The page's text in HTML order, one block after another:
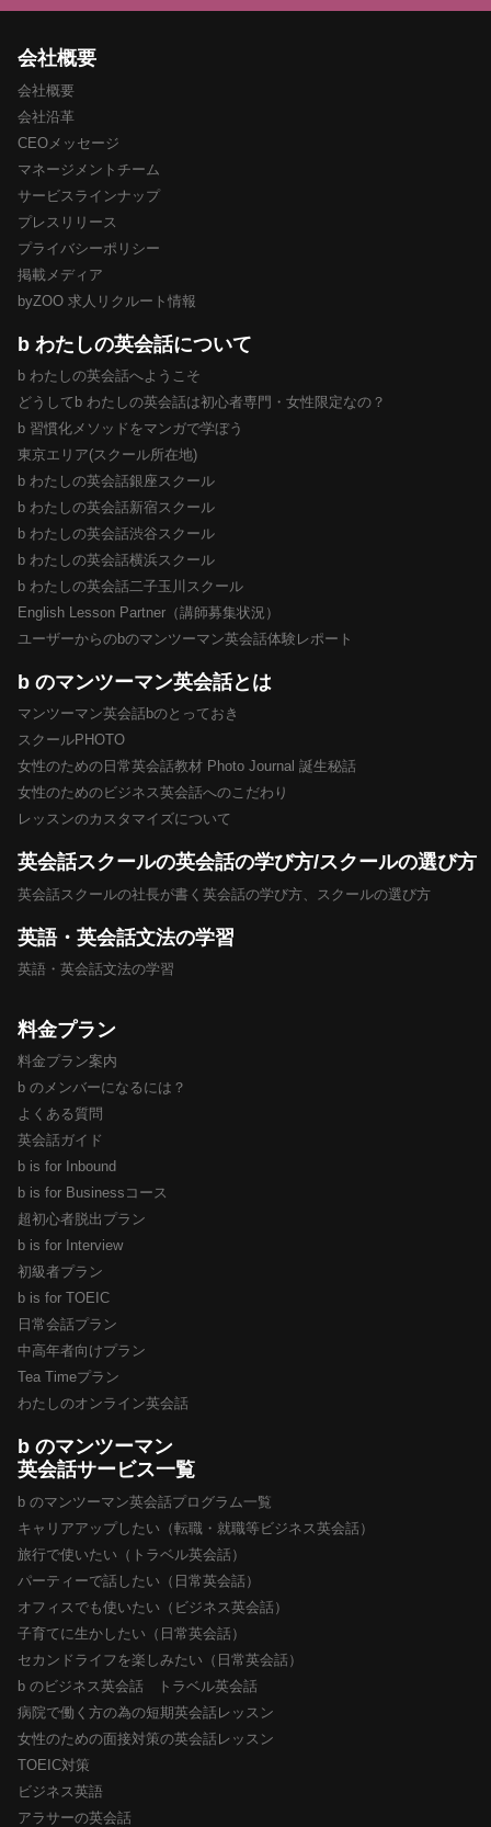
会社概要
会社概要
会社沿革
CEOメッセージ
マネージメントチーム
サービスラインナップ
プレスリリース
プライバシーポリシー
掲載メディア
byZOO 求人リクルート情報
b わたしの英会話について
b わたしの英会話へようこそ
どうしてb わたしの英会話は初心者専門・女性限定なの？
b 習慣化メソッドをマンガで学ぼう
東京エリア(スクール所在地)
b わたしの英会話銀座スクール
b わたしの英会話新宿スクール
b わたしの英会話渋谷スクール
b わたしの英会話横浜スクール
b わたしの英会話二子玉川スクール
English Lesson Partner（講師募集状況）
ユーザーからのbのマンツーマン英会話体験レポート
b のマンツーマン英会話とは
マンツーマン英会話bのとっておき
スクールPHOTO
女性のための日常英会話教材 Photo Journal 誕生秘話
女性のためのビジネス英会話へのこだわり
レッスンのカスタマイズについて
英会話スクールの英会話の学び方/スクールの選び方
英会話スクールの社長が書く英会話の学び方、スクールの選び方
英語・英会話文法の学習
英語・英会話文法の学習
料金プラン
料金プラン案内
b のメンバーになるには？
よくある質問
英会話ガイド
b is for Inbound
b is for Businessコース
超初心者脱出プラン
b is for Interview
初級者プラン
b is for TOEIC
日常会話プラン
中高年者向けプラン
Tea Timeプラン
わたしのオンライン英会話
b のマンツーマン
英会話サービス一覧
b のマンツーマン英会話プログラム一覧
キャリアアップしたい（転職・就職等ビジネス英会話）
旅行で使いたい（トラベル英会話）
パーティーで話したい（日常英会話）
オフィスでも使いたい（ビジネス英会話）
子育てに生かしたい（日常英会話）
セカンドライフを楽しみたい（日常英会話）
b のビジネス英会話 トラベル英会話
病院で働く方の為の短期英会話レッスン
女性のための面接対策の英会話レッスン
TOEIC対策
ビジネス英語
アラサーの英会話